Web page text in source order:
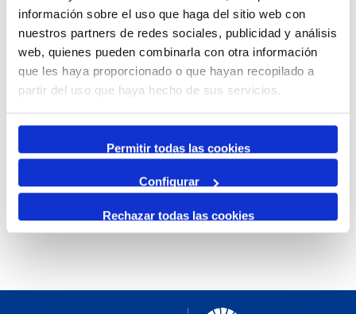
información sobre el uso que haga del sitio web con
nuestros partners de redes sociales, publicidad y análisis
web, quienes pueden combinarla con otra información
que les haya proporcionado o que hayan recopilado a
partir del uso que haya hecho de sus servicios.
Permitir todas las cookies
Configurar
Rechazar todas las cookies
Mensual
Ir al mes específico
Día Anterior
Siguiente Día